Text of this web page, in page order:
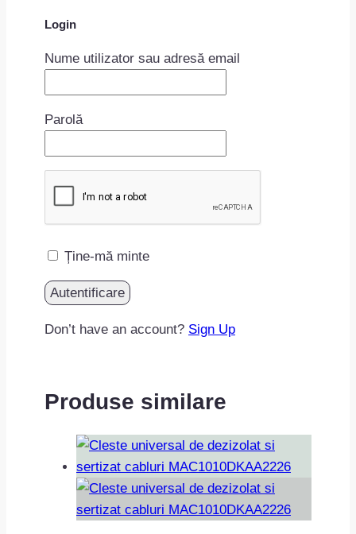
Login
Nume utilizator sau adresă email
Parolă
Ține-mă minte
Don’t have an account? Sign Up
Produse similare